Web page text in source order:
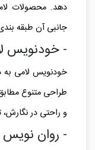
جانبی آن طبقه
- خودنویس
خودنویس لامی
طراحی متنوع
و راحتی در
- روان نویس